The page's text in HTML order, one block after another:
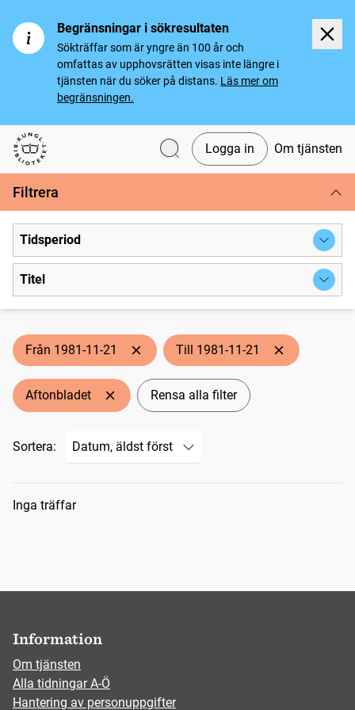
Begränsningar i sökresultaten
Sökträffar som är yngre än 100 år och
omfattas av upphovsrätten visas inte längre i
tjänsten när du söker på distans. Läs mer om
begränsningen.
Svenska tidningar
Logga in Om tjänsten
Filtrera
Tidsperiod
Titel
Från 1981-11-21 Till 1981-11-21
Aftonbladet Rensa alla filter
Sortera:
Sökresultat
Inga träffar
Information
Om tjänsten
Alla tidningar A-Ö
Hantering av personuppgifter